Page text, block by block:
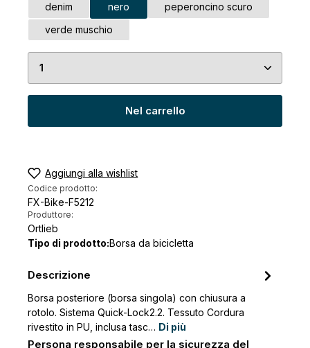
denim nero
peperoncino scuro
verde muschio
Quantità del prodotto: inserisci la quantità
Nel carrello
Aggiungi alla wishlist
Codice prodotto:
FX-Bike-F5212
Produttore:
Ortlieb
Tipo di prodotto:Borsa da bicicletta
Descrizione
Borsa posteriore (borsa singola) con chiusura a
rotolo. Sistema Quick-Lock2.2. Tessuto Cordura
rivestito in PU, inclusa tasc… Di più
Persona responsabile per la sicurezza del